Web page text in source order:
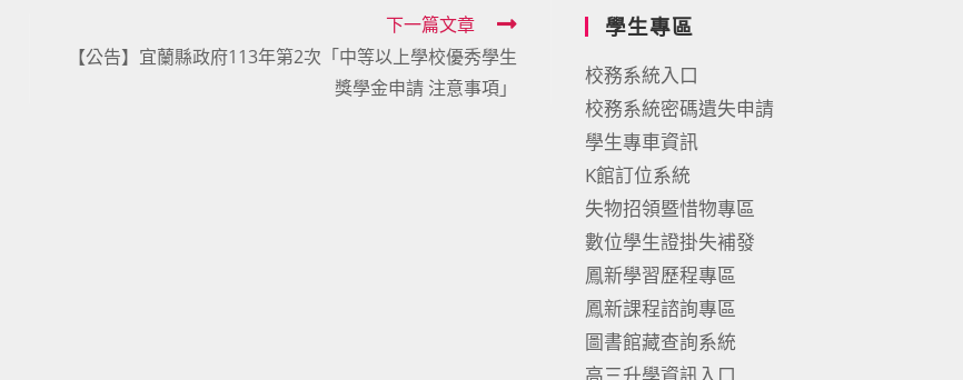
下一篇文章
【公告】宜蘭縣政府113年第2次「中等以上學校優秀學生
獎學金申請 注意事項」
學生專區
校務系統入口
校務系統密碼遺失申請
學生專車資訊
K館訂位系統
失物招領暨惜物專區
數位學生證掛失補發
鳳新學習歷程專區
鳳新課程諮詢專區
圖書館藏查詢系統